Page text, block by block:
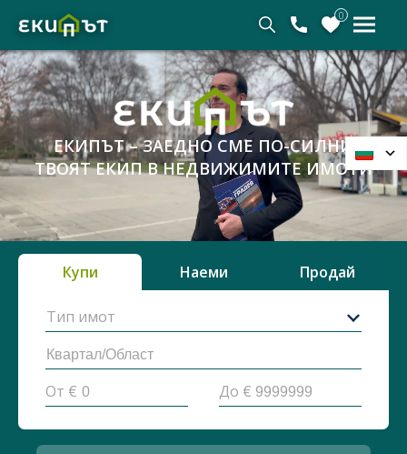
0
ЕКИПЪТ – ЗАЕДНО СМЕ ПО-СИЛНИ
ТВОЯТ ЕКИП В НЕДВИЖИМИТЕ ИМОТИ
Купи Наеми Продай
Тип имот
От € До €